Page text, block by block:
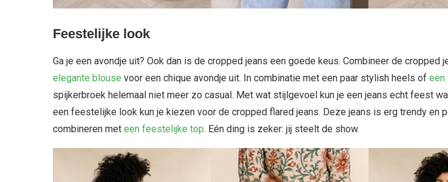
Feestelijke look
Ga je een avondje uit? Ook dan is de cropped jeans een goede keus. Combineer de cropped
elegante blouse voor een chique avondje uit. In combinatie met een paar stylish heels of een
spijkerbroek helemaal niet meer zo casual. Met wat stijlgevoel kun je een jeans echt feest
een feestelijke look kun je kiezen voor de cropped flared jeans. Deze jeans is erg trendy en
combineren met een feestelijke top. Eén ding is zeker: jij steelt de show.